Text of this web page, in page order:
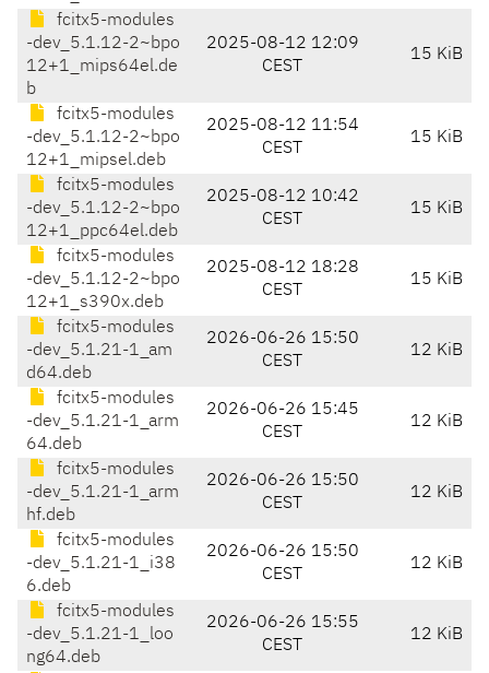
fcitx5-modules
-dev_5.1.12-2~bpo
12+1_mips64el.de
b
2025-08-12 12:09
CEST
15 KiB
fcitx5-modules
-dev_5.1.12-2~bpo
12+1_mipsel.deb
2025-08-12 11:54
CEST
15 KiB
fcitx5-modules
-dev_5.1.12-2~bpo
12+1_ppc64el.deb
2025-08-12 10:42
CEST
15 KiB
fcitx5-modules
-dev_5.1.12-2~bpo
12+1_s390x.deb
2025-08-12 18:28
CEST
15 KiB
fcitx5-modules
-dev_5.1.21-1_am
d64.deb
2026-06-26 15:50
CEST
12 KiB
fcitx5-modules
-dev_5.1.21-1_arm
64.deb
2026-06-26 15:45
CEST
12 KiB
fcitx5-modules
-dev_5.1.21-1_arm
hf.deb
2026-06-26 15:50
CEST
12 KiB
fcitx5-modules
-dev_5.1.21-1_i38
6.deb
2026-06-26 15:50
CEST
12 KiB
fcitx5-modules
-dev_5.1.21-1_loo
ng64.deb
2026-06-26 15:55
CEST
12 KiB